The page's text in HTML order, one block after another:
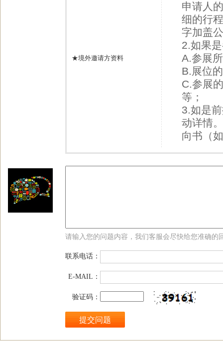
★境外邀请方资料
申请人
细的行
字加盖
2.如果
A.参展
B.展位
C.参展
等；
3.如是
动详情
向书（
请输入您的问题内容，我们客服会尽快给您准确的
联系电话：
E-MAIL：
验证码：